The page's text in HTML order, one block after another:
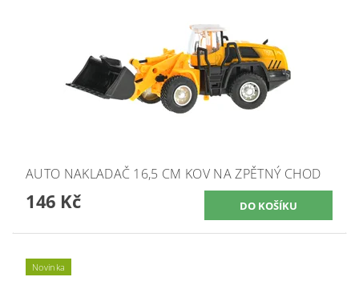
AUTO NAKLADAČ 16,5 CM KOV NA ZPĚTNÝ CHOD
146 Kč
Novinka